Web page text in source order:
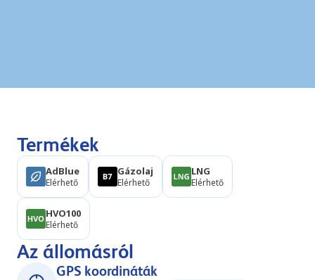
Termékek
AdBlue
Elérhető
Gázolaj
Elérhető
LNG
Elérhető
HVO100
Elérhető
Az állomásról
GPS koordináták